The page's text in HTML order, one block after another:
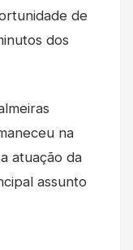
de
dos
na
atuação da
assunto